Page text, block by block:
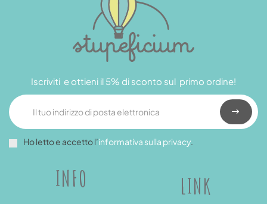
INFO LINK
Iscriviti e ottieni il 5% di sconto sul primo ordine!
Ho letto e accetto l’informativa sulla privacy.